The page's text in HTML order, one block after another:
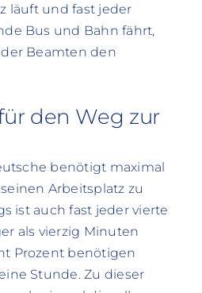
läuft und fast jeder
Bus und Bahn fährt,
Beamten den
den Weg zur
benötigt maximal
Arbeitsplatz zu
ist auch fast jeder vierte
als vierzig Minuten
Prozent benötigen
Stunde. Zu dieser